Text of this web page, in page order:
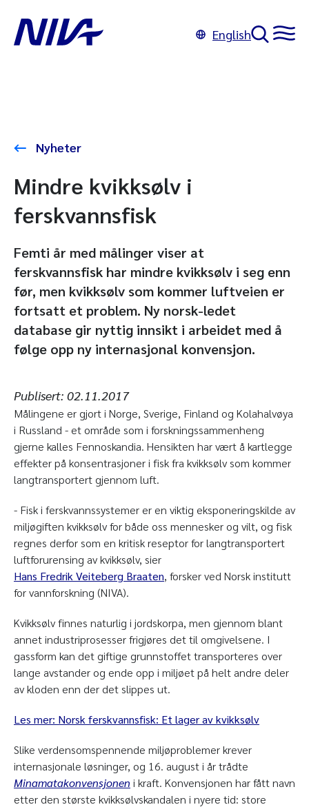
English
Nyheter
Mindre kvikksølv i
ferskvannsfisk
Femti år med målinger viser at
ferskvannsfisk har mindre kvikksølv i seg enn
før, men kvikksølv som kommer luftveien er
fortsatt et problem. Ny norsk-ledet
database gir nyttig innsikt i arbeidet med å
følge opp ny internasjonal konvensjon.
Publisert: 02.11.2017
Målingene er gjort i Norge, Sverige, Finland og Kolahalvøya
i Russland - et område som i forskningssammenheng
gjerne kalles Fennoskandia. Hensikten har vært å kartlegge
effekter på konsentrasjoner i fisk fra kvikksølv som kommer
langtransportert gjennom luft.
- Fisk i ferskvannssystemer er en viktig eksponeringskilde av
miljøgiften kvikksølv for både oss mennesker og vilt, og fisk
regnes derfor som en kritisk reseptor for langtransportert
luftforurensing av kvikksølv, sier
Hans Fredrik Veiteberg Braaten, forsker ved Norsk institutt
for vannforskning (NIVA).
Kvikksølv finnes naturlig i jordskorpa, men gjennom blant
annet industriprosesser frigjøres det til omgivelsene. I
gassform kan det giftige grunnstoffet transporteres over
lange avstander og ende opp i miljøet på helt andre deler
av kloden enn der det slippes ut.
Les mer: Norsk ferskvannsfisk: Et lager av kvikksølv
Slike verdensomspennende miljøproblemer krever
internasjonale løsninger, og 16. august i år trådte
Minamatakonvensjonen i kraft. Konvensjonen har fått navn
etter den største kvikksølvskandalen i nyere tid: store